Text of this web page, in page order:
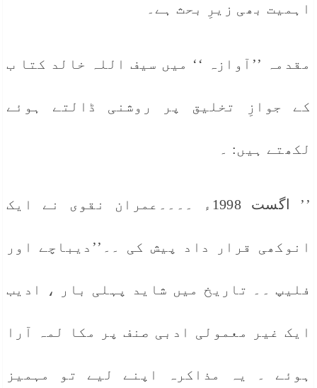
اہمیت بھی زیرِ بحث ہے۔
مقدمہ ’’آوازہ ‘‘ میں سیف اللہ خالد کتا ب
کے جوازِ تخلیق پر روشنی ڈالتے ہوئے
لکھتے ہیں: ۔
’’ اگست 1998ء ۔۔۔۔عمران نقوی نے ایک
انوکھی قرار داد پیش کی ۔۔’’دیباچے اور
فلیپ ۔۔ تاریخ میں شاید پہلی بار ، ادیب
ایک غیر معمولی ادبی صنف پر مکا لمہ آرا
ہوئے ۔ یہ مذاکرہ اپنے لیے تو مہمیز